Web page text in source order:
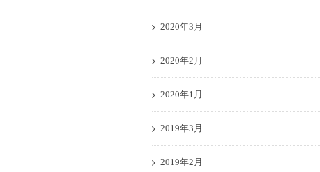
2020年3月
2020年2月
2020年1月
2019年3月
2019年2月